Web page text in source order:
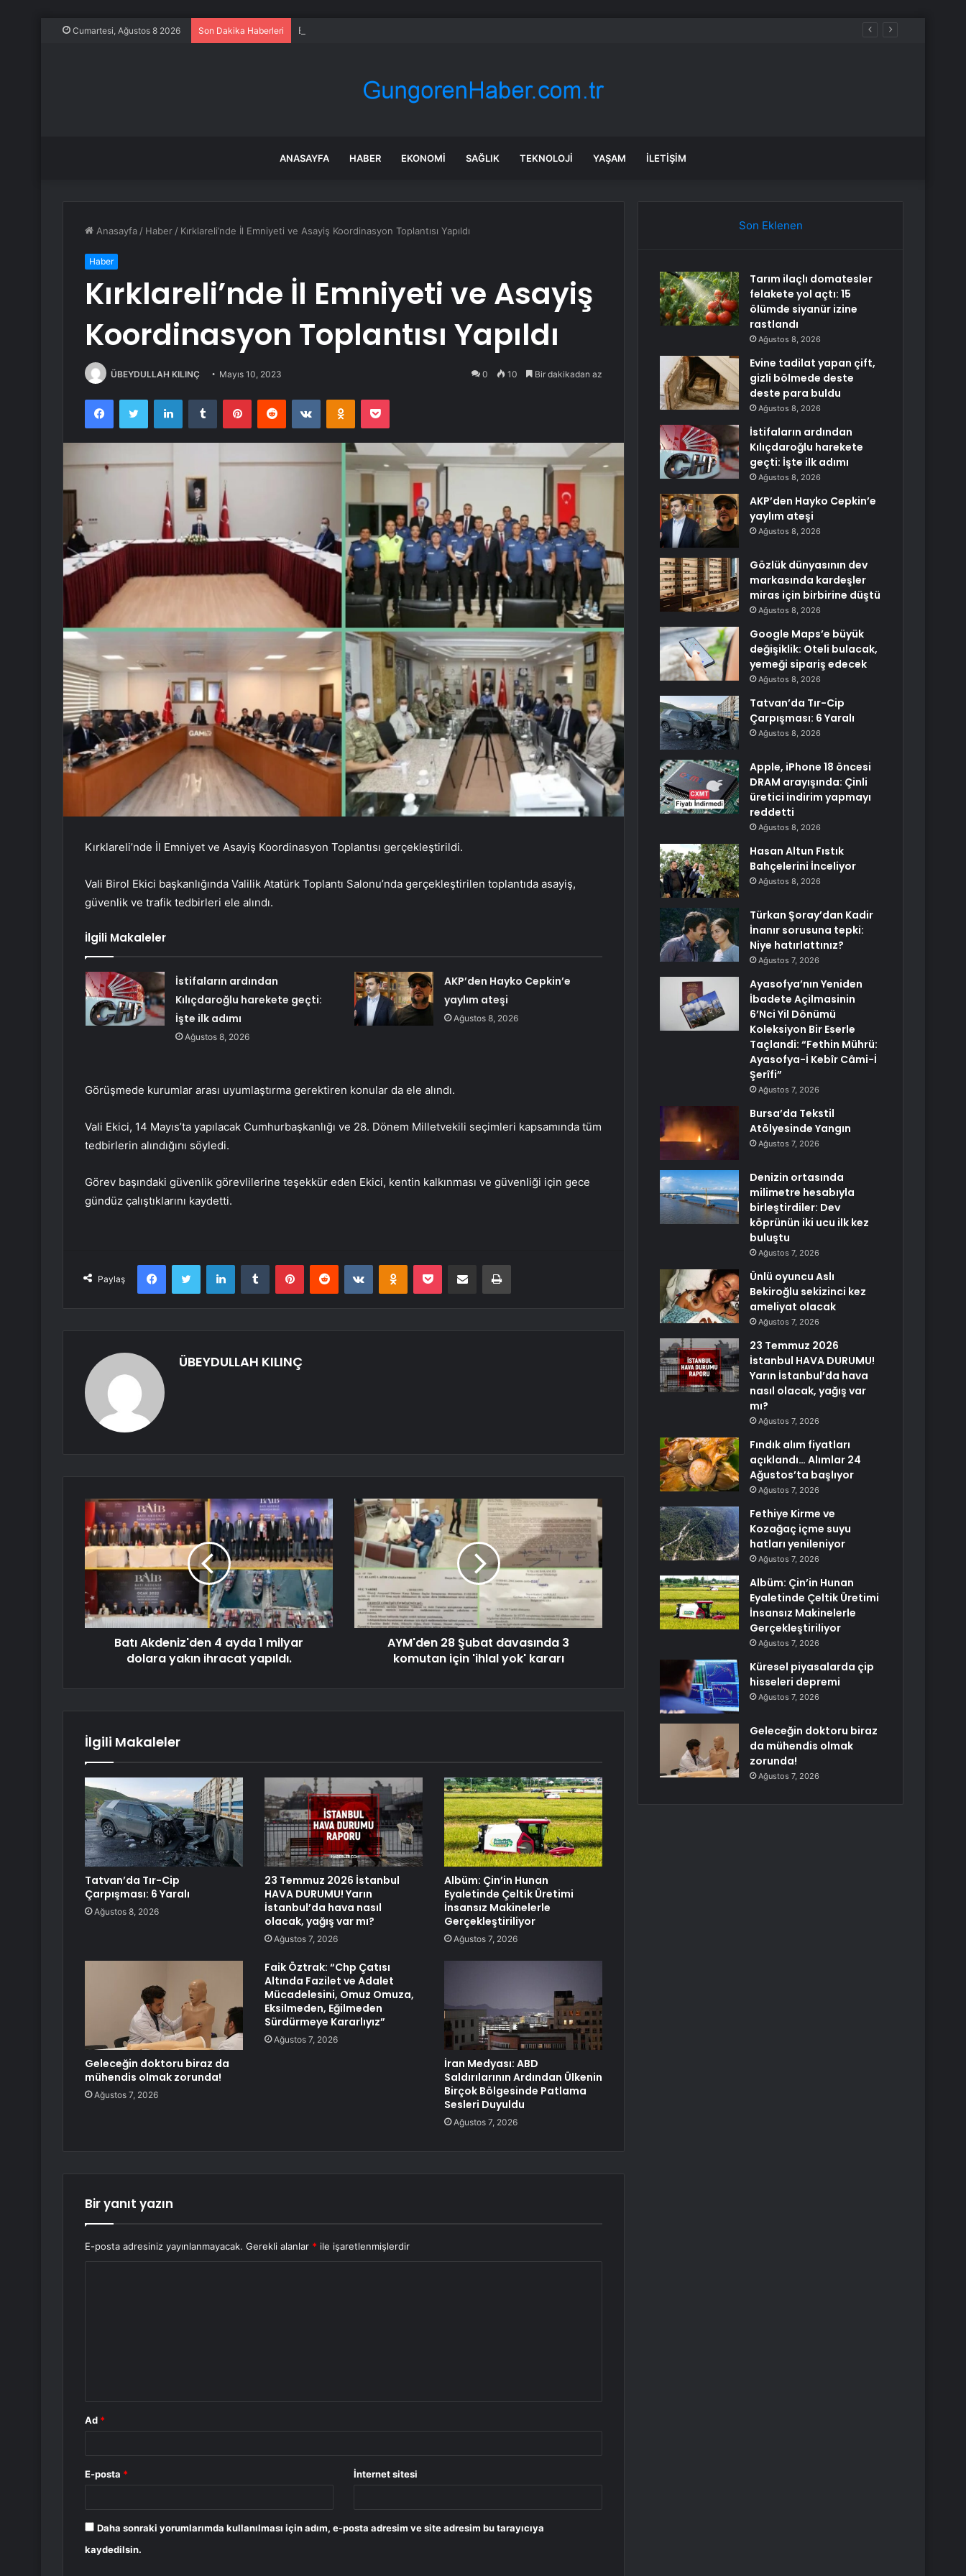
Cumartesi, Ağustos 8 2026 Son Dakika Haberleri Evine tadilat yapan çift, gizli bölmede deste deste para buldu
ANASAYFA HABER EKONOMI SAĞLIK TEKNOLOJI YAŞAM İLETIŞIM
Anasayfa / Haber / Kırklareli’nde İl Emniyeti ve Asayiş Koordinasyon Toplantısı Yapıldı
Haber
Kırklareli’nde İl Emniyeti ve Asayiş
Koordinasyon Toplantısı Yapıldı
ÜBEYDULLAH KILINÇ Mayıs 10, 2023 0 10 Bir dakikadan az
FacebookTwitter LinkedInTumblr PinterestReddit VKontakteOdnoklassniki
Pocket
Kırklareli’nde İl Emniyet ve Asayiş Koordinasyon Toplantısı gerçekleştirildi.
Vali Birol Ekici başkanlığında Valilik Atatürk Toplantı Salonu’nda gerçekleştirilen toplantıda asayiş,
güvenlik ve trafik tedbirleri ele alındı.
İlgili Makaleler
İstifaların ardından
Kılıçdaroğlu harekete geçti:
İşte ilk adımı
Ağustos 8, 2026
AKP’den Hayko Cepkin’e
yaylım ateşi
Ağustos 8, 2026
Görüşmede kurumlar arası uyumlaştırma gerektiren konular da ele alındı.
Vali Ekici, 14 Mayıs’ta yapılacak Cumhurbaşkanlığı ve 28. Dönem Milletvekili seçimleri kapsamında tüm
tedbirlerin alındığını söyledi.
Görev başındaki güvenlik görevlilerine teşekkür eden Ekici, kentin kalkınması ve güvenliği için gece
gündüz çalıştıklarını kaydetti.
Paylaş
FacebookTwitter LinkedInTumblr PinterestReddit VKontakteOdnoklassniki
Pocket E-Posta ile paylaş Yazdır
ÜBEYDULLAH KILINÇ
Batı Akdeniz'den 4 ayda 1 milyar
dolara yakın ihracat yapıldı.
AYM'den 28 Şubat davasında 3
komutan için 'ihlal yok' kararı
İlgili Makaleler
Tatvan’da Tır-Cip
Çarpışması: 6 Yaralı
Ağustos 8, 2026
23 Temmuz 2026 İstanbul
HAVA DURUMU! Yarın
İstanbul’da hava nasıl
olacak, yağış var mı?
Ağustos 7, 2026
Albüm: Çin’in Hunan
Eyaletinde Çeltik Üretimi
İnsansız Makinelerle
Gerçekleştiriliyor
Ağustos 7, 2026
Geleceğin doktoru biraz da
mühendis olmak zorunda!
Ağustos 7, 2026
Faik Öztrak: “Chp Çatısı
Altında Fazilet ve Adalet
Mücadelesini, Omuz Omuza,
Eksilmeden, Eğilmeden
Sürdürmeye Kararlıyız”
Ağustos 7, 2026
İran Medyası: ABD
Saldırılarının Ardından Ülkenin
Birçok Bölgesinde Patlama
Sesleri Duyuldu
Ağustos 7, 2026
Bir yanıt yazın
E-posta adresiniz yayınlanmayacak. Gerekli alanlar * ile işaretlenmişlerdir
Ad *
E-posta * İnternet sitesi
Daha sonraki yorumlarımda kullanılması için adım, e-posta adresim ve site adresim bu tarayıcıya
kaydedilsin.
Son Eklenen
Tarım ilaçlı domatesler
felakete yol açtı: 15
ölümde siyanür izine
rastlandı
Ağustos 8, 2026
Evine tadilat yapan çift,
gizli bölmede deste
deste para buldu
Ağustos 8, 2026
İstifaların ardından
Kılıçdaroğlu harekete
geçti: İşte ilk adımı
Ağustos 8, 2026
AKP’den Hayko Cepkin’e
yaylım ateşi
Ağustos 8, 2026
Gözlük dünyasının dev
markasında kardeşler
miras için birbirine düştü
Ağustos 8, 2026
Google Maps’e büyük
değişiklik: Oteli bulacak,
yemeği sipariş edecek
Ağustos 8, 2026
Tatvan’da Tır-Cip
Çarpışması: 6 Yaralı
Ağustos 8, 2026
Apple, iPhone 18 öncesi
DRAM arayışında: Çinli
üretici indirim yapmayı
reddetti
Ağustos 8, 2026
Hasan Altun Fıstık
Bahçelerini İnceliyor
Ağustos 8, 2026
Türkan Şoray’dan Kadir
İnanır sorusuna tepki:
Niye hatırlattınız?
Ağustos 7, 2026
Ayasofya’nın Yeniden
İbadete Açilmasinin
6’Nci Yil Dönümü
Koleksiyon Bir Eserle
Taçlandi: “Fethin Mührü:
Ayasofya-İ Kebîr Câmi-İ
Şerîfi”
Ağustos 7, 2026
Bursa’da Tekstil
Atölyesinde Yangın
Ağustos 7, 2026
Denizin ortasında
milimetre hesabıyla
birleştirdiler: Dev
köprünün iki ucu ilk kez
buluştu
Ağustos 7, 2026
Ünlü oyuncu Aslı
Bekiroğlu sekizinci kez
ameliyat olacak
Ağustos 7, 2026
23 Temmuz 2026
İstanbul HAVA DURUMU!
Yarın İstanbul’da hava
nasıl olacak, yağış var
mı?
Ağustos 7, 2026
Fındık alım fiyatları
açıklandı… Alımlar 24
Ağustos’ta başlıyor
Ağustos 7, 2026
Fethiye Kirme ve
Kozağaç içme suyu
hatları yenileniyor
Ağustos 7, 2026
Albüm: Çin’in Hunan
Eyaletinde Çeltik Üretimi
İnsansız Makinelerle
Gerçekleştiriliyor
Ağustos 7, 2026
Küresel piyasalarda çip
hisseleri depremi
Ağustos 7, 2026
Geleceğin doktoru biraz
da mühendis olmak
zorunda!
Ağustos 7, 2026